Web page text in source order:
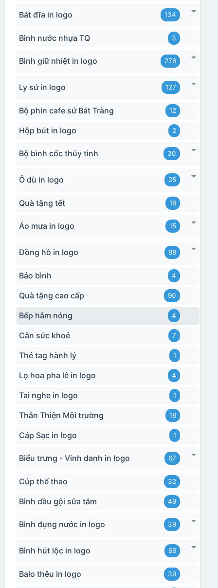
Bát đĩa in logo 134
Bình nước nhựa TQ 3
Bình giữ nhiệt in logo 276
Ly sứ in logo 127
Bộ phin cafe sứ Bát Tràng 12
Hộp bút in logo 2
Bộ bình cốc thủy tinh 30
Ô dù in logo 25
Quà tặng tết 18
Áo mưa in logo 15
Đồng hồ in logo 88
Bảo bình 4
Quà tặng cao cấp 90
Bếp hâm nóng 4
Cân sức khoẻ 7
Thẻ tag hành lý 1
Lọ hoa pha lê in logo 4
Tai nghe in logo 1
Thân Thiện Môi trường 18
Cáp Sạc in logo 1
Biểu trưng - Vinh danh in logo 67
Cúp thể thao 32
Bình dầu gội sữa tắm 49
Bình đựng nước in logo 39
Bình hút lộc in logo 66
Balo thêu in logo 39